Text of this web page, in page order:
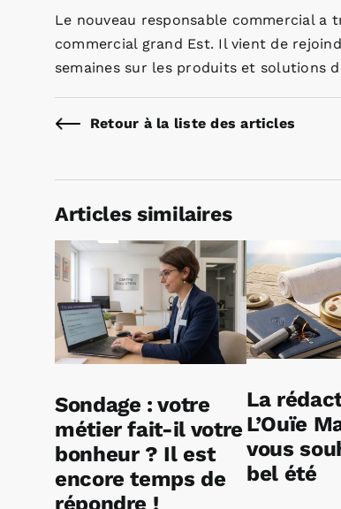
Le nouveau responsable commercial a
commercial grand Est. Il vient de
semaines sur les produits et solutions
Retour à la liste des articles
Articles similaires
Sondage : votre
métier fait-il votre
bonheur ? Il est
encore temps de
répondre !
La
L’Ouïe
vous
bel été